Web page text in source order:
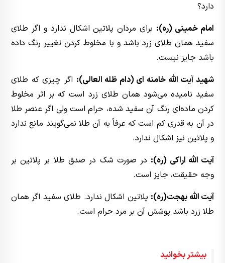
دارد؟
امام خمینی (ره): برای مردان پلاتین اشکال ندارد و اگر طلای
سفید همان طلای زرد باشد و با مخلوط کردن تغییر رنگ داده
باشد جایز نیست.
شهید آیت الله خامنه ای (دام ظله العالی): اگر چیزی که طلای
سفید نامیده می‌شود همان طلای زرد است که بر اثر مخلوط
کردن ماده‌ای رنگ آن سفید شده، حرام است ولی اگر عنصر طلا
در آن به قدری کم است که عرفاً‌ به آن طلا نمی‌گویند مانع ندارد
و پلاتین نیز اشکال ندارد.
آیت الله اراکی (ره): در صورت شک در صدق طلا بر پلاتین بر
وجه حقیقت،‌ جایز است.
آیت الله بهجت(ره): پلاتین اشکال ندارد. طلای سفید اگر همان
طلا زرد باشد پوشش آن بر مرد حرام است.
بیشتر بخوانید